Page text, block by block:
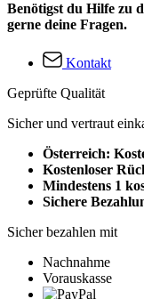
Benötigst du Hilfe zu
gerne deine Fragen.
Kontakt
Geprüfte Qualität
Sicher und vertraut
Österreich:
Kostenloser
Mindestens 1
Sichere
Sicher bezahlen mit
Nachnahme
Vorauskasse